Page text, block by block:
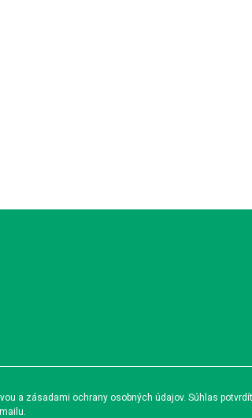
a zásadami ochrany osobných údajov. Súhlas